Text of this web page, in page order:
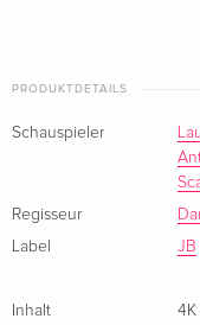
Cover C, Limited
Mediabook, 4K Ultra HD
4K Ultra HD + Blu-ray +
Features:
- Booklet
- Audiokommentar
- u.a.
PRODUKTDETAILS
Schauspieler
Regisseur
Label
JB
Inhalt
4K